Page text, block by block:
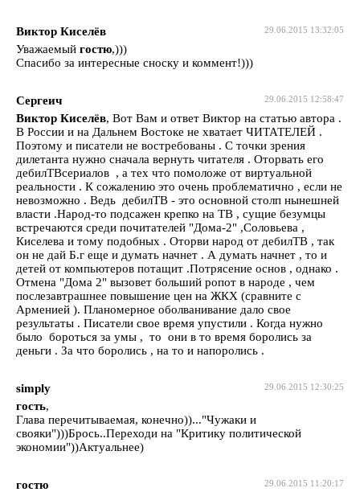
29.06.2015 13:32:05
Виктор Киселёв
Уважаемый гостю,)))
Спасибо за интересные сноску и коммент!)))
29.06.2015 12:58:47
Сергеич
Виктор Киселёв, Вот Вам и ответ Виктор на статью автора .
В России и на Дальнем Востоке не хватает ЧИТАТЕЛЕЙ .
Поэтому и писатели не востребованы . С точки зрения
дилетанта нужно сначала вернуть читателя . Оторвать его
дебилТВсериалов , а тех что помоложе от виртуальной
реальности . К сожалению это очень проблематично , если не
невозможно . Ведь дебилТВ - это основной столп нынешней
власти .Народ-то подсажен крепко на ТВ , сущие безумцы
встречаются среди почитателей "Дома-2" ,Соловьева ,
Киселева и тому подобных . Оторви народ от дебилТВ , так
он не дай Б.г еще и думать начнет . А думать начнет , то и
детей от компьютеров потащит .Потрясение основ , однако .
Отмена "Дома 2" вызовет больший ропот в народе , чем
послезавтрашнее повышение цен на ЖКХ (сравните с
Арменией ). Планомерное оболванивание дало свое
результаты . Писатели свое время упустили . Когда нужно
было бороться за умы , то они в то время боролись за
деньги . За что боролись , на то и напоролись .
29.06.2015 12:30:25
simply
гость,
Глава перечитываемая, конечно))..."Чужаки и
свояки")))Брось..Переходи на "Критику политической
экономии"))Актуальнее)
29.06.2015 11:20:17
гостю